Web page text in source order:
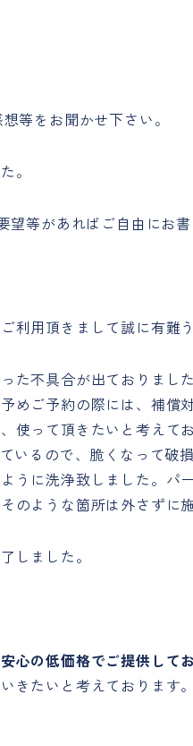
等をお聞かせ下さい。
。
望等があればご自由にお書
利用頂きまして誠に有難
た不具合が出ておりまし
めご予約の際には、補償
使って頂きたいと考えて
いるので、脆くなって破
うに洗浄致しました。パ
のような箇所は外さずに
しました。
心の低価格でご提供してお
きたいと考えております。